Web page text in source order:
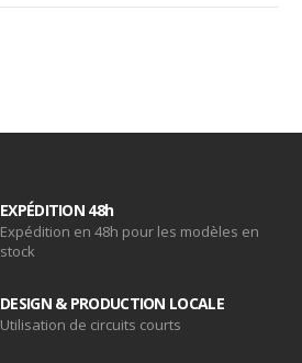
EXPÉDITION 48h
Expédition en 48h pour les modèles en
stock
DESIGN & PRODUCTION LOCALE
Utilisation de circuits courts